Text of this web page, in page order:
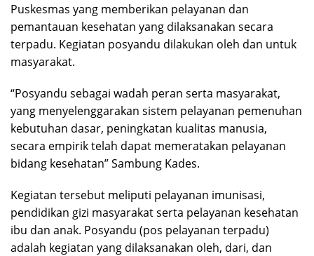
Puskesmas yang memberikan pelayanan dan
pemantauan kesehatan yang dilaksanakan secara
terpadu. Kegiatan posyandu dilakukan oleh dan untuk
masyarakat.
“Posyandu sebagai wadah peran serta masyarakat,
yang menyelenggarakan sistem pelayanan pemenuhan
kebutuhan dasar, peningkatan kualitas manusia,
secara empirik telah dapat memeratakan pelayanan
bidang kesehatan” Sambung Kades.
Kegiatan tersebut meliputi pelayanan imunisasi,
pendidikan gizi masyarakat serta pelayanan kesehatan
ibu dan anak. Posyandu (pos pelayanan terpadu)
adalah kegiatan yang dilaksanakan oleh, dari, dan